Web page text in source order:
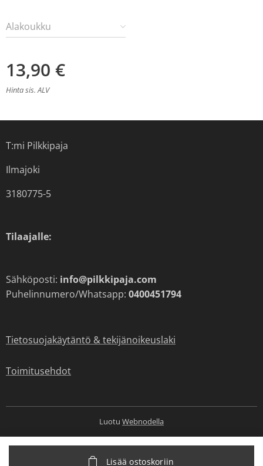
Alakoukku
13,90 €
Hinta sis. ALV
Lisää ostoskoriin
T:mi Pilkkipaja
Ilmajoki
3180775-5
Tilaajalle:
Sähköposti: info@pilkkipaja.com
Puhelinnumero/Whatsapp: 0400451794
Tietosuojakäytäntö & tekijänoikeuslaki
Toimitusehdot
Luotu Webnodella